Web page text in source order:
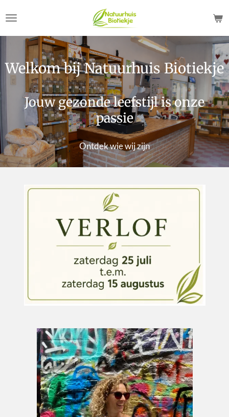
direct
naar
hoofdinhoud
Welkom bij Natuurhuis Biotiekje
Jouw gezonde leefstijl isonze
passie
Ontdek wie wij zijn